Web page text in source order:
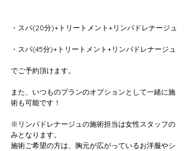
・スパ(20分)+トリートメント+リンパドレナージュ
・スパ(45分)+トリートメント+リンパドレナージュ
でご予約頂けます。
また、いつものプランのオプションとして一緒に施
術も可能です！
※リンパドレナージュの施術担当は女性スタッフの
みとなります。
施術ご希望の方は、胸元が広がっているお洋服やシ